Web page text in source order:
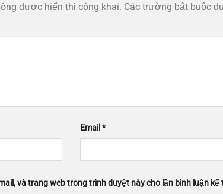
được hiển thị công khai. Các trường bắt buộc
Email*
và trang web trong trình duyệt này cho lần bình luận kế